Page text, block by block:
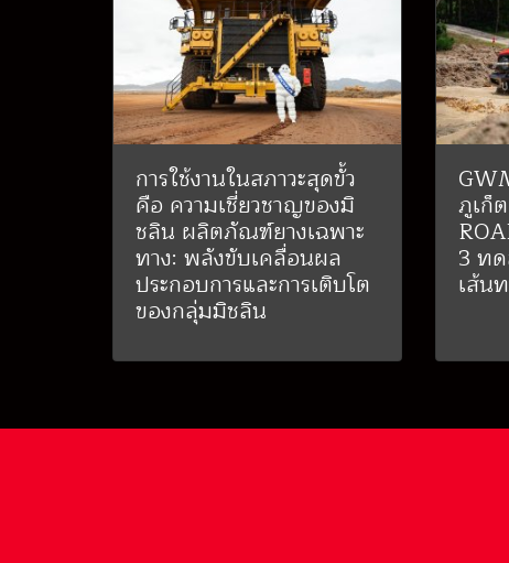
การใช้งานในสภาวะสุดขั้ว
คือ ความเชี่ยวชาญของมิ
ชลิน ผลิตภัณฑ์ยางเฉพาะ
ทาง: พลังขับเคลื่อนผล
ประกอบการและการเติบโต
ของกลุ่มมิชลิน
ภูเก็
3 ท
เส้น